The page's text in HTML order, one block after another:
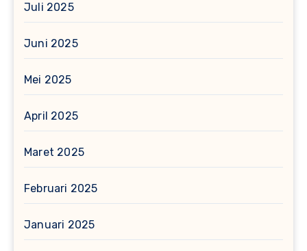
Juli 2025
Juni 2025
Mei 2025
April 2025
Maret 2025
Februari 2025
Januari 2025